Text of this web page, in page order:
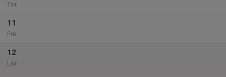
Tor
11
Fre
12
Lör